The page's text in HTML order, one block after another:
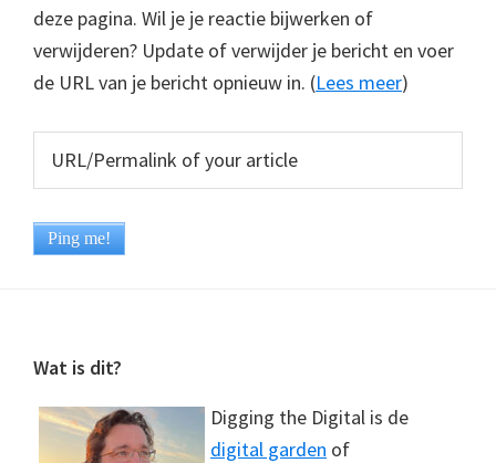
deze pagina. Wil je je reactie bijwerken of
verwijderen? Update of verwijder je bericht en voer
de URL van je bericht opnieuw in. (Lees meer)
Footer
Wat is dit?
Digging the Digital is de
digital garden of